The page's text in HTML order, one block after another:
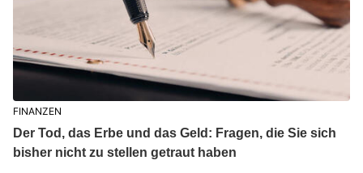
FINANZEN
Der Tod, das Erbe und das Geld: Fragen, die Sie sich
bisher nicht zu stellen getraut haben